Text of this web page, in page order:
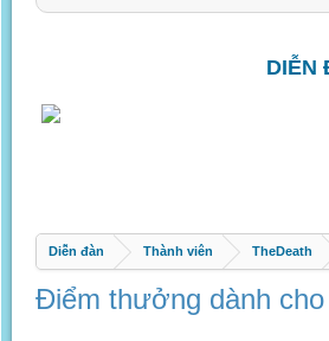
DIỄN
Diễn đàn Thành viên TheDeath
Điểm thưởng dành cho